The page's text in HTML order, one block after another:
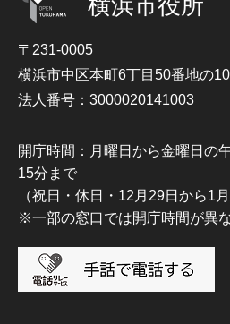
〒231-0005
横浜市中区本町6丁目50番地の10
法人番号：3000020141003
開庁時間：月曜日から金曜日の
15分まで
（祝日・休日・12月29日から1
※一部の窓口では開庁時間が異